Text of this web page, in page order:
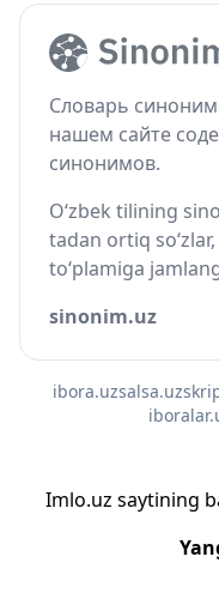
Словарь
нашем сайте
синонимов.
O‘zbek tilining
tadan ortiq
to‘plamiga
sinonim.uz
ibora.uzsalsa.uz
Imlo.uz saytining